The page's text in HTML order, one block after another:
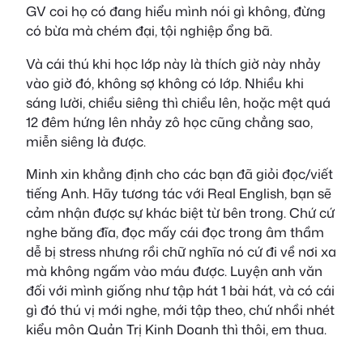
GV coi họ có đang hiểu mình nói gì không, đừng
có bừa mà chém đại, tội nghiệp ổng bã.
Và cái thú khi học lớp này là thích giờ này nhảy
vào giờ đó, không sợ không có lớp. Nhiều khi
sáng lười, chiều siêng thì chiều lên, hoặc mệt quá
12 đêm hứng lên nhảy zô học cũng chẳng sao,
miễn siêng là được.
Minh xin khẳng định cho các bạn đã giỏi đọc/viết
tiếng Anh. Hãy tương tác với Real English, bạn sẽ
cảm nhận được sự khác biệt từ bên trong. Chứ cứ
nghe băng đĩa, đọc mấy cái đọc trong âm thầm
dễ bị stress nhưng rồi chữ nghĩa nó cứ đi về nơi xa
mà không ngấm vào máu được. Luyện anh văn
đối với mình giống như tập hát 1 bài hát, và có cái
gì đó thú vị mới nghe, mới tập theo, chứ nhồi nhét
kiểu môn Quản Trị Kinh Doanh thì thôi, em thua.